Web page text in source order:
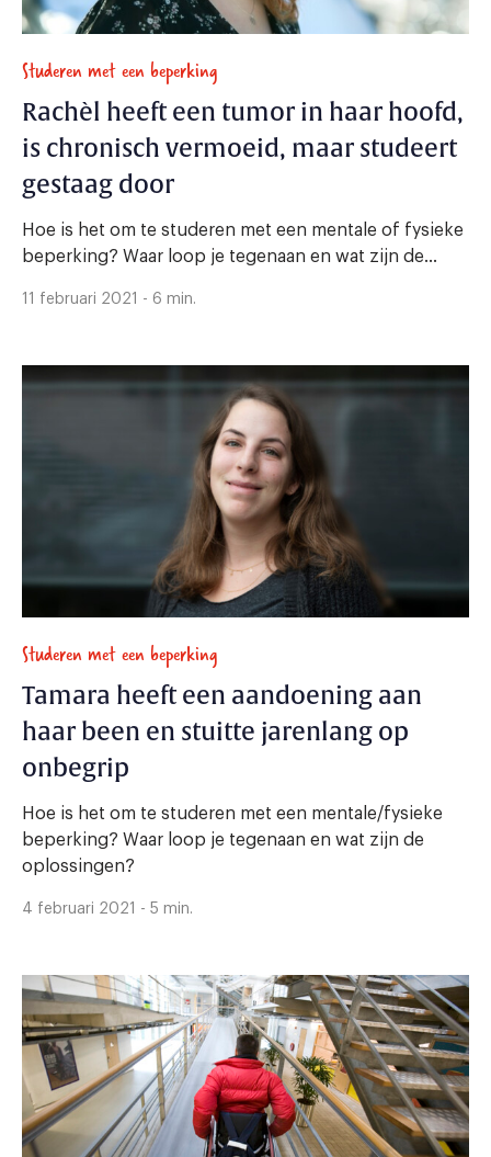
Studeren met een beperking
Rachèl heeft een tumor in haar hoofd,
is chronisch vermoeid, maar studeert
gestaag door
Hoe is het om te studeren met een mentale of fysieke
beperking? Waar loop je tegenaan en wat zijn de...
11 februari 2021 - 6 min.
Studeren met een beperking
Tamara heeft een aandoening aan
haar been en stuitte jarenlang op
onbegrip
Hoe is het om te studeren met een mentale/fysieke
beperking? Waar loop je tegenaan en wat zijn de
oplossingen?
4 februari 2021 - 5 min.